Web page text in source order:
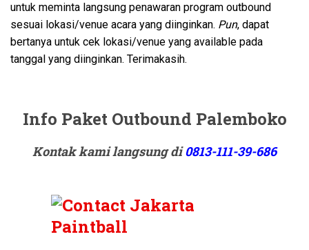
untuk meminta langsung penawaran program outbound
sesuai lokasi/venue acara yang diinginkan. Pun, dapat
bertanya untuk cek lokasi/venue yang available pada
tanggal yang diinginkan. Terimakasih.
Info Paket Outbound Palemboko
Kontak kami langsung di0813-111-39-686